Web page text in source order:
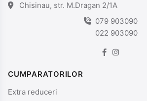
Chisinau, str. M.Dragan 2/1A
079 903090
022 903090
CUMPARATORILOR
Extra reduceri